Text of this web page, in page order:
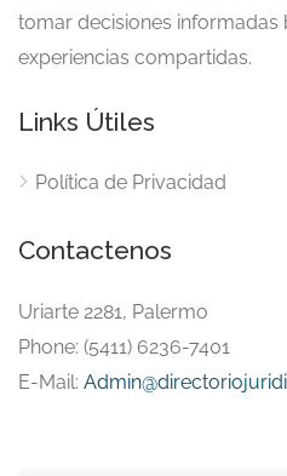
tomar decisiones informadas
experiencias compartidas.
Links Útiles
Política de Privacidad
Contactenos
Uriarte 2281, Palermo
Phone: (5411) 6236-7401
E-Mail: